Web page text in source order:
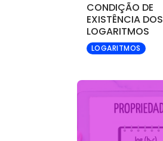
CONDIÇÃO DE
EXISTÊNCIA DOS
LOGARITMOS
LOGARITMOS